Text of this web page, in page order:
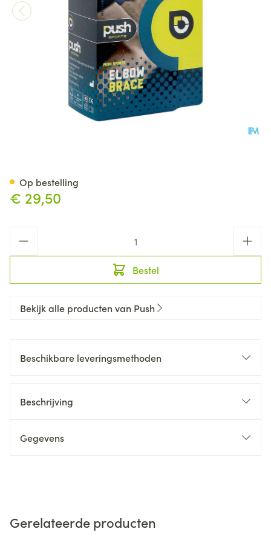
€ 29,50
Bestel
Op bestelling
Bekijk alle producten van Push
Beschikbare leveringsmethoden
Beschrijving
Gegevens
Gerelateerde producten